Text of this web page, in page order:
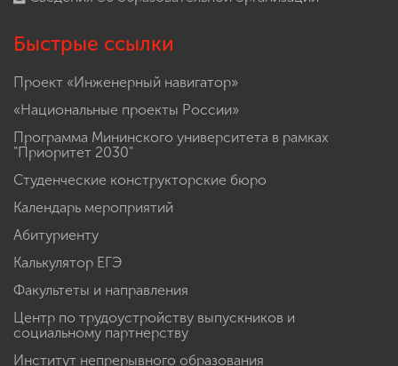
Быстрые ссылки
Проект «Инженерный навигатор»
«Национальные проекты России»
Программа Мининского университета в рамках
"Приоритет 2030"
Студенческие конструкторские бюро
Календарь мероприятий
Абитуриенту
Калькулятор ЕГЭ
Факультеты и направления
Центр по трудоустройству выпускников и
социальному партнерству
Институт непрерывного образования